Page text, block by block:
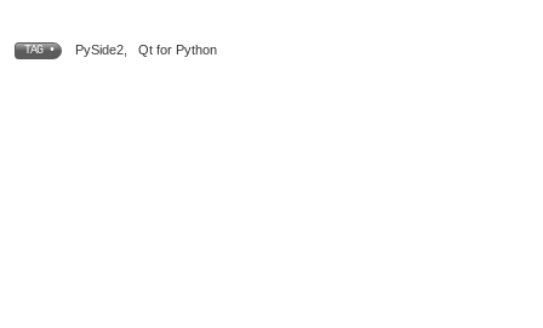
TAG • PySide2 Qt for Python